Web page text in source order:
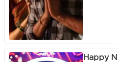
Happy